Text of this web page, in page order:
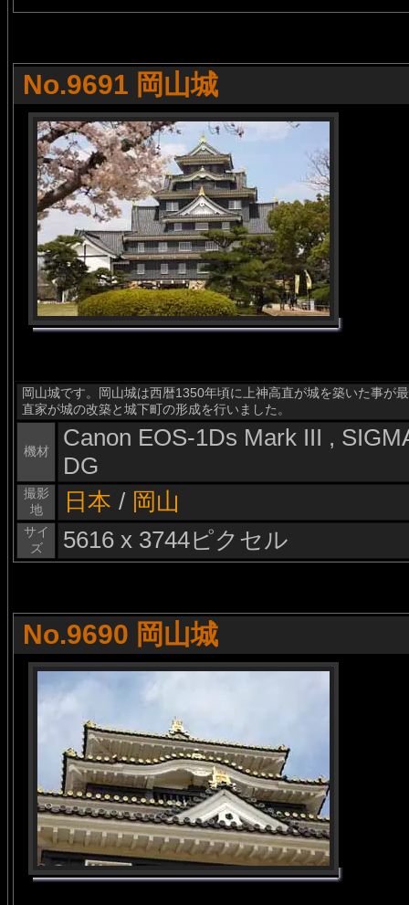
No.9691 岡山城
岡山城です。岡山城は西暦1350年頃に上神高直が城を築いた事が
直家が城の改築と城下町の形成を行いました。
機材
Canon EOS-1Ds Mark III ,
DG
撮影
地
日本 / 岡山
サイ
ズ
5616 x 3744ピクセル
No.9690 岡山城